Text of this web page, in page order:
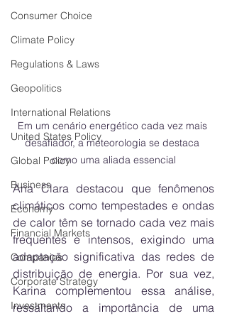
Consumer Choice
Climate Policy
Regulations & Laws
Geopolitics
International Relations
United States Policy
Global Policy
Business
Economy
Financial Markets
Companies
Corporate Strategy
Investments
Em um cenário energético cada vez mais
desafiador, a meteorologia se destaca
como uma aliada essencial
Ana Clara destacou que fenômenos
climáticos como tempestades e ondas
de calor têm se tornado cada vez mais
frequentes e intensos, exigindo uma
adaptação significativa das redes de
distribuição de energia. Por sua vez,
Karina complementou essa análise,
ressaltando a importância de uma